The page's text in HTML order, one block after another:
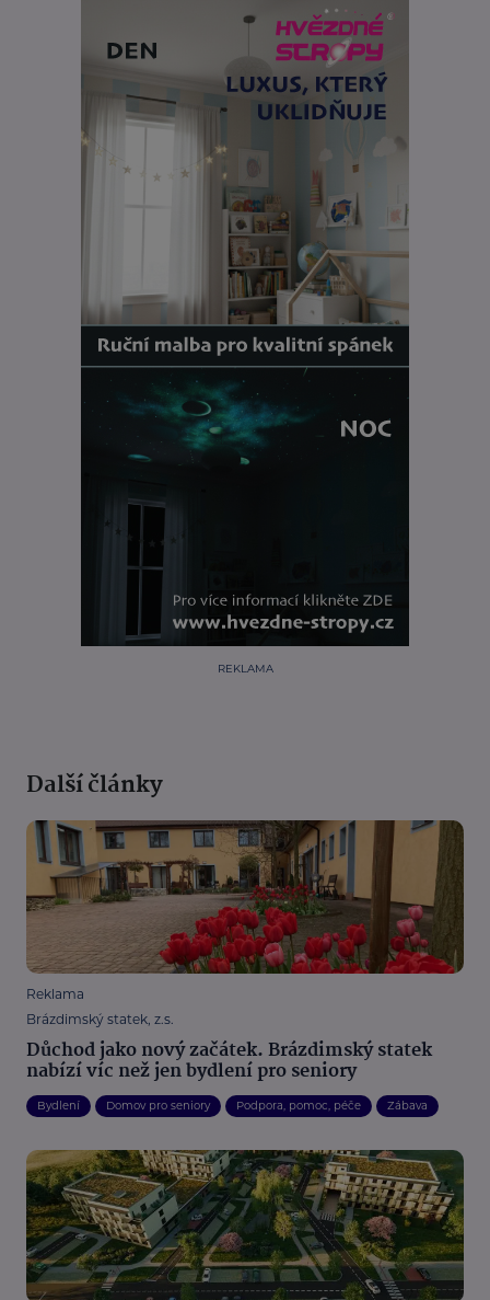
REKLAMA
Další články
Reklama
Brázdimský statek, z.s.
Důchod jako nový začátek. Brázdimský statek
nabízí víc než jen bydlení pro seniory
Bydlení Domov pro seniory Podpora, pomoc, péče Zábava